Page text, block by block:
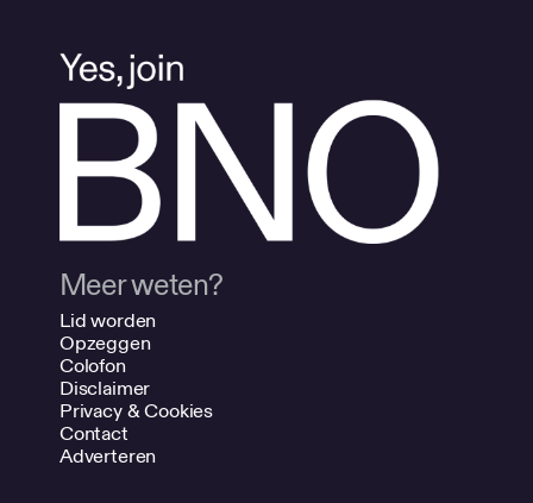
Meer weten?
Lid worden
Opzeggen
Colofon
Disclaimer
Privacy & Cookies
Contact
Adverteren